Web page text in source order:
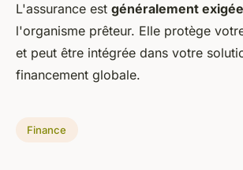
L'assurance est généralement exigée
l'organisme prêteur. Elle protège
et peut être intégrée dans votre
financement globale.
Finance